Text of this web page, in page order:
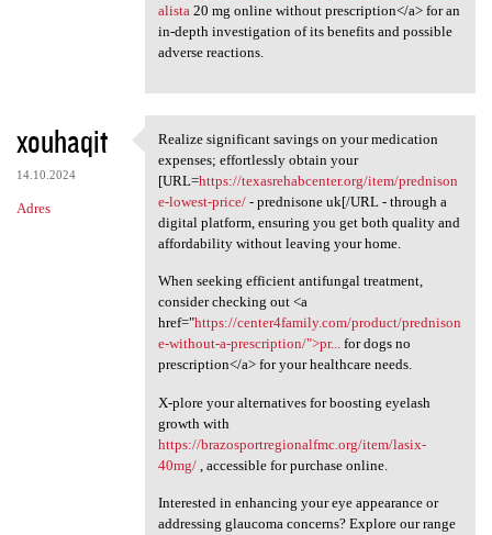
alista20 mg online without prescription</a> for an
in-depth investigation of its benefits and possible
adverse reactions.
xouhaqit
14.10.2024
Adres
Realize significant savings
Realize significant savings on your medication
expenses; effortlessly obtain your
[URL=https://texasrehabcenter.org/item/prednison
e-lowest-price/- prednisone uk[/URL - through a
digital platform, ensuring you get both quality and
affordability without leaving your home.
When seeking efficient antifungal treatment,
consider checking out <a
href="https://center4family.com/product/prednison
e-without-a-prescription/">pr...for dogs no
prescription</a> for your healthcare needs.
X-plore your alternatives for boosting eyelash
growth with
https://brazosportregionalfmc.org/item/lasix-
40mg/, accessible for purchase online.
Interested in enhancing your eye appearance or
addressing glaucoma concerns? Explore our range